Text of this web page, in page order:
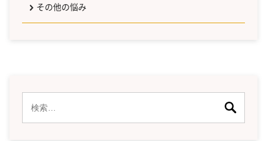
その他の悩み
索: